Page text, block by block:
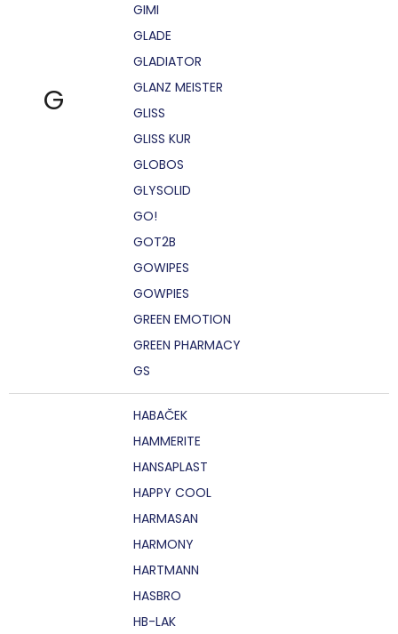
G
GIMI
GLADE
GLADIATOR
GLANZ MEISTER
GLISS
GLISS KUR
GLOBOS
GLYSOLID
GO!
GOT2B
GOWIPES
GOWPIES
GREEN EMOTION
GREEN PHARMACY
GS
HABAČEK
HAMMERITE
HANSAPLAST
HAPPY COOL
HARMASAN
HARMONY
HARTMANN
HASBRO
HB-LAK